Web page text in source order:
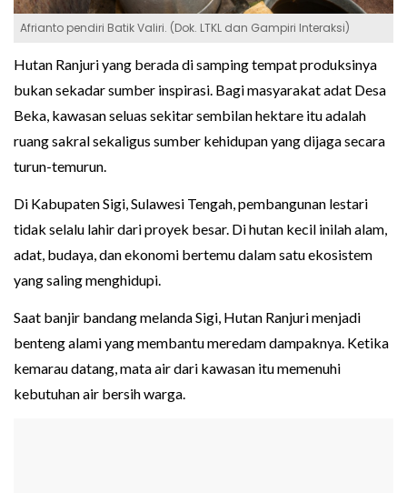
Afrianto pendiri Batik Valiri. (Dok. LTKL dan Gampiri Interaksi)
Hutan Ranjuri yang berada di samping tempat produksinya
bukan sekadar sumber inspirasi. Bagi masyarakat adat Desa
Beka, kawasan seluas sekitar sembilan hektare itu adalah
ruang sakral sekaligus sumber kehidupan yang dijaga secara
turun-temurun.
Di Kabupaten Sigi, Sulawesi Tengah, pembangunan lestari
tidak selalu lahir dari proyek besar. Di hutan kecil inilah alam,
adat, budaya, dan ekonomi bertemu dalam satu ekosistem
yang saling menghidupi.
Saat banjir bandang melanda Sigi, Hutan Ranjuri menjadi
benteng alami yang membantu meredam dampaknya. Ketika
kemarau datang, mata air dari kawasan itu memenuhi
kebutuhan air bersih warga.